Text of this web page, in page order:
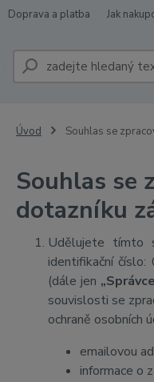
Doprava a platba Jak
Úvod Souhlas se
Souhlas se
dotazníku
Udělujete tímto
identifikační
(dále jen
souvislosti se
ochraně osobních
emailovou
informace o